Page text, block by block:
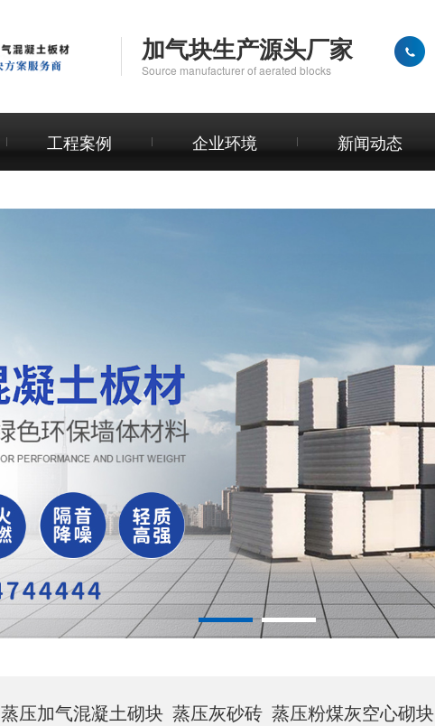
加气块生产源头厂家
Source manufacturer of aerated blocks
工程案例 企业环境 新闻动态
蒸压加气混凝土砌块 蒸压灰砂砖 蒸压粉煤灰空心砌块